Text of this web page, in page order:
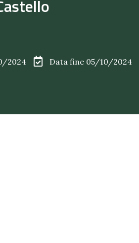
2024
Data fine 05/10/2024